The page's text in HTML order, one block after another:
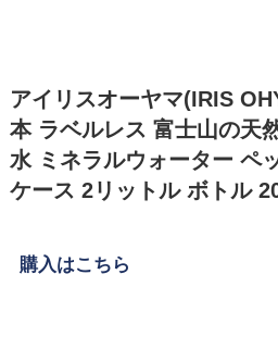
アイリスオーヤマ(IRIS
本 ラベルレス 富士山の天
水 ミネラルウォーター ペ
ケース 2リットル ボトル
購入はこちら